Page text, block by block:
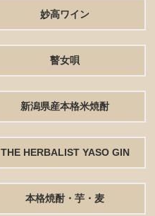
妙高ワイン
瞽女唄
新潟県産本格米焼酎
THE HERBALIST YASO GIN
本格焼酎・芋・麦